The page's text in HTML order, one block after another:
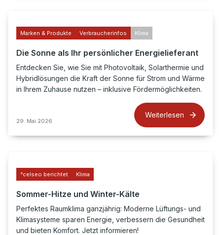
Marken & Produkte Verbraucherinfos Klima
Die Sonne als Ihr persönlicher Energielieferant
Entdecken Sie, wie Sie mit Photovoltaik, Solarthermie und
Hybridlösungen die Kraft der Sonne für Strom und Wärme
in Ihrem Zuhause nutzen – inklusive Fördermöglichkeiten.
29. Mai 2026
Weiterlesen
°celseo berichtet Klima
Sommer-Hitze und Winter-Kälte
Perfektes Raumklima ganzjährig: Moderne Lüftungs- und
Klimasysteme sparen Energie, verbessern die Gesundheit
und bieten Komfort. Jetzt informieren!